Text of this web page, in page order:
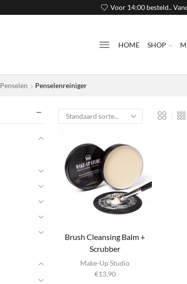
Voor 14:00 besteld..
HOME SHOP
Penselen Penselenreiniger
Brush Cleansing Balm +
Scrubber
Make-Up Studio
€13,90